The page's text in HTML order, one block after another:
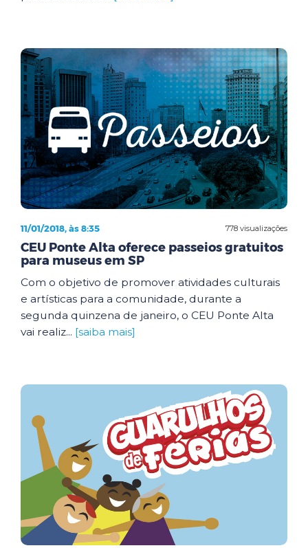
778 visualizações
11/01/2018, às 8:35
CEU Ponte Alta oferece passeios gratuitos
para museus em SP
Com o objetivo de promover atividades culturais
e artísticas para a comunidade, durante a
segunda quinzena de janeiro, o CEU Ponte Alta
vai realiz... [saiba mais]